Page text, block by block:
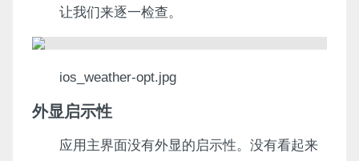
让我们来逐一检查。
ios_weather-opt.jpg
外显启示性
应用主界面没有外显的启示性。没有看起来